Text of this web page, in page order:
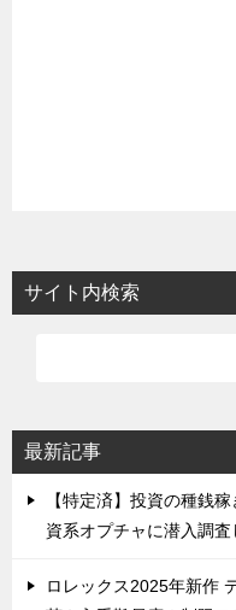
サイト内検索
最新記事
【特定済】投資の種銭
資系オプチャに潜入調査
ロレックス2025年新作